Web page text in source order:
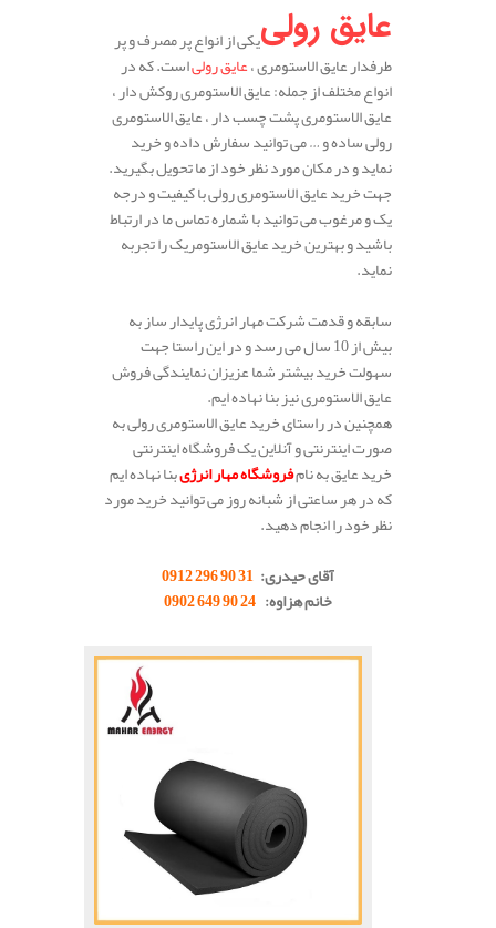
عایق رولییکی از انواع پر مصرف و پر
طرفدار عایق الاستومری ،عایق رولیاست. که در
انواع مختلف از جمله: عایق الاستومری روکش دار ،
عایق الاستومری پشت چسب دار ، عایق الاستومری
رولی ساده و … می توانید سفارش داده و خرید
نماید و در مکان مورد نظر خود از ما تحویل بگیرید.
جهت خرید عایق الاستومری رولی با کیفیت و درجه
یک و مرغوب می توانید با شماره تماس ما در ارتباط
باشید و بهترین خرید عایق الاستومریک را تجربه
نماید.
سابقه و قدمت شرکت مهار انرژی پایدار ساز به
بیش از 10 سال می رسد و در این راستا جهت
سهولت خرید بیشتر شما عزیزان نمایندگی فروش
عایق الاستومری نیز بنا نهاده ایم.
همچنین در راستای خرید عایق الاستومری رولی به
صورت اینترنتی و آنلاین یک فروشگاه اینترنتی
خرید عایق به نامفروشگاه مهار انرژیبنا نهاده ایم
که در هر ساعتی از شبانه روز می توانید خرید مورد
نظر خود را انجام دهید.
آقای حیدری: 31 90 296 0912
خانم هزاوه: 24 90 649 0902